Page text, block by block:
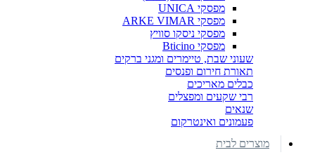
מפסקי UNICA
מפסקי ARKE VIMAR
מפסקי ניסקו סוויץ
מפסקי Bticino
שעוני שבת, טיימרים ומגני ברקים
תאורת חירום ופנסים
כבלים מאריכים
רבי שקעים ומפצלים
שנאים
פעמונים ואינטרקום
מוצרים לבית